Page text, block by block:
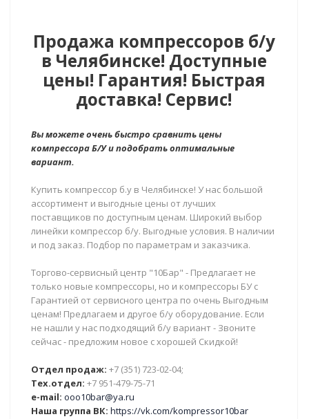
Продажа компрессоров б/у
в Челябинске! Доступные
цены! Гарантия! Быстрая
доставка! Сервис!
Вы можете очень быстро сравнить цены
компрессора Б/У и подобрать оптимальные
вариант.
Купить компрессор б.у в Челябинске! У нас большой
ассортимент и выгодные цены от лучших
поставщиков по доступным ценам. Широкий выбор
линейки компрессор б/у. Выгодные условия. В наличии
и под заказ. Подбор по параметрам и заказчика.
Торгово-сервисный центр "10Бар" - Предлагает не
только новые компрессоры, но и компрессоры БУ с
Гарантией от сервисного центра по очень Выгодным
ценам! Предлагаем и другое б/у оборудование. Если
не нашли у нас подходящий б/у вариант - Звоните
сейчас - предложим новое с хорошей Скидкой!
Отдел продаж: +7 (351) 723-02-04;
Тех.отдел: +7 951-479-75-71
e-mail: ooo10bar@ya.ru
Наша группа ВК: https://vk.com/kompressor10bar